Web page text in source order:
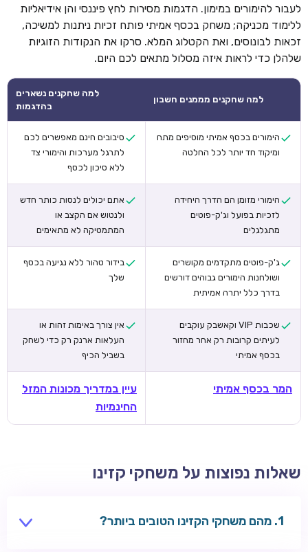
לעבור להימורים במימון. הדגמות מסירות לחץ פיננסי והן אידיאליות
ללימוד מכניקה; משחק בכסף אמיתי פותח זכיות ניתנות למשיכה,
זכאות לבונוסים, ואת הקטלוג המלא. סרקו את הנקודות הזוגיות
שלהלן כדי לראות איזה מסלול מתאים לכם היום.
למה שחקנים מממנים חשבון
למה שחקנים נשארים
בהדגמות
הימורים בכסף אמיתי מוסיפים מתח
ומיקוד חד יותר לכל החלטה
סיבובים חינם מאפשרים לכם
לתרגל מערכות והימורי צד
ללא סיכון לכסף
הימורי מזומן הם הדרך היחידה
לזכיות בפועל וג'ק-פוטים
מתגלגלים
אתם יכולים לנסות כותר חדש
ולנטוש אם הקצב או
המתמטיקה לא מתאימים
ג'ק-פוטים מתקדמים מקושרים
ושולחנות הימורים גבוהים דורשים
בדרך כלל יתרה אמיתית
בידור טהור ללא נגיעה בכסף
שלך
שכבות VIP וקאשבק עוקבים
לעיתים קרובות רק אחר מחזור
בכסף אמיתי
אין צורך באימות זהות או
העלאות ארנק רק כדי לשחק
בשביל הכיף
המר בכסף אמיתי
עיין במדריך מכונות המזל
החינמיות
שאלות נפוצות על משחקי קזינו
מהם משחקי הקזינו הטובים ביותר?